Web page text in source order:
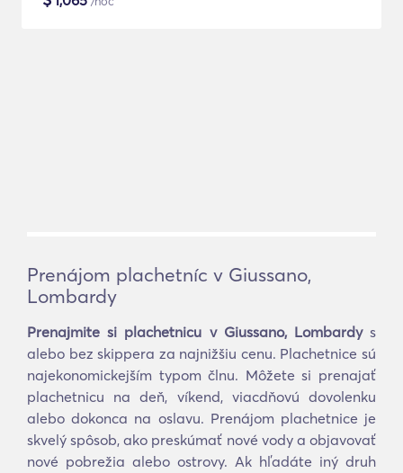
Prenájom plachetníc v Giussano,
Lombardy
Prenajmite si plachetnicu v Giussano, Lombardys
alebo bez skippera za najnižšiu cenu. Plachetnice sú
najekonomickejším typom člnu. Môžete si prenajať
plachetnicu na deň, víkend, viacdňovú dovolenku
alebo dokonca na oslavu. Prenájom plachetnice je
skvelý spôsob, ako preskúmať nové vody a objavovať
nové pobrežia alebo ostrovy. Ak hľadáte iný druh